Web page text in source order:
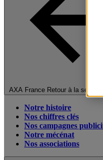
AXA France Retour à la section
Notre histoire
Nos chiffres clés
Nos campagnes
Notre mécénat
Nos associations